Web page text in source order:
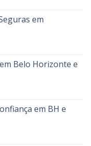
em
Belo Horizonte e
em BH e